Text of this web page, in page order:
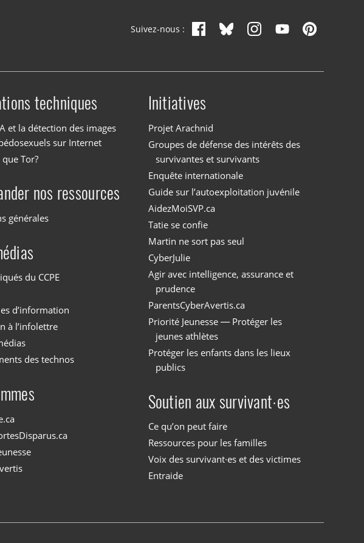
Suivez-nous :
techniques
et la détection des images
sur Internet
que Tor?
nos ressources
générales
du CCPE
d’information
à l’infolettre
des technos
Initiatives
Projet Arachnid
Groupes de défense des intérêts des
survivantes et survivants
Enquête internationale
Guide sur l’autoexploitation juvénile
AidezMoiSVP.ca
Tatie se confie
Martin ne sort pas seul
CyberJulie
Agir avec intelligence, assurance et
prudence
ParentsCyberAvertis.ca
Priorité Jeunesse — Protéger les
jeunes athlètes
Protéger les enfants dans les lieux
publics
Soutien aux survivant·es
Ce qu’on peut faire
Ressources pour les familles
Voix des survivant·es et des victimes
Entraide